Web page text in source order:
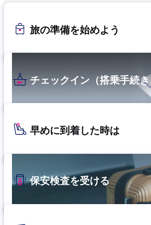
旅の準備を始めよう
チェックイン（搭乗手続
早めに到着した時は
保安検査を受ける